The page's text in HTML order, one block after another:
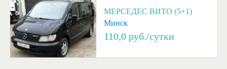
МЕРСЕДЕС ВИТО (5+1)
Минск
110,0 руб./сутки